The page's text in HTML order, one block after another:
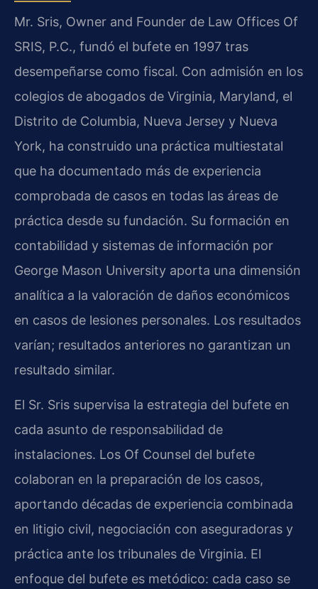
Mr. Sris, Owner and Founder de Law Offices Of
SRIS, P.C., fundó el bufete en 1997 tras
desempeñarse como fiscal. Con admisión en los
colegios de abogados de Virginia, Maryland, el
Distrito de Columbia, Nueva Jersey y Nueva
York, ha construido una práctica multiestatal
que ha documentado más de experiencia
comprobada de casos en todas las áreas de
práctica desde su fundación. Su formación en
contabilidad y sistemas de información por
George Mason University aporta una dimensión
analítica a la valoración de daños económicos
en casos de lesiones personales. Los resultados
varían; resultados anteriores no garantizan un
resultado similar.
El Sr. Sris supervisa la estrategia del bufete en
cada asunto de responsabilidad de
instalaciones. Los Of Counsel del bufete
colaboran en la preparación de los casos,
aportando décadas de experiencia combinada
en litigio civil, negociación con aseguradoras y
práctica ante los tribunales de Virginia. El
enfoque del bufete es metódico: cada caso se